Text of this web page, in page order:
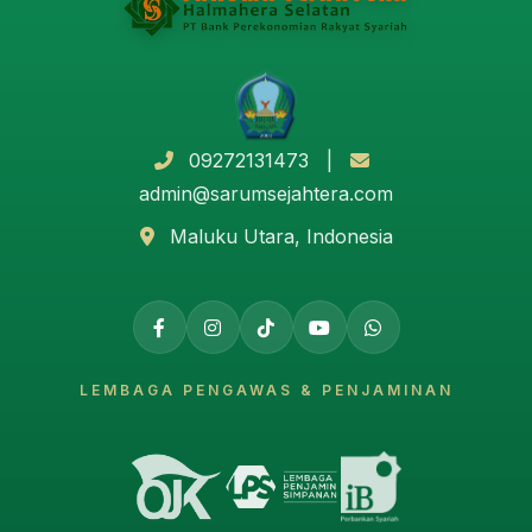
09272131473 |
admin@sarumsejahtera.com
Maluku Utara, Indonesia
LEMBAGA PENGAWAS & PENJAMINAN